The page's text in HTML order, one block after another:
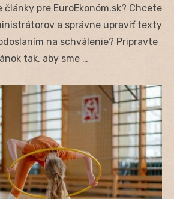
články pre EuroEkonóm.sk? Chcete
a správne upraviť texty
na schválenie? Pripravte
tak, aby sme …